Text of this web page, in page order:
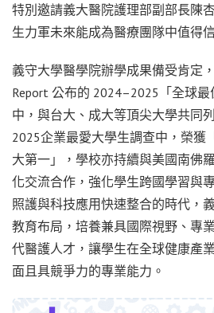
特別邀請義大醫院護理部副部長陳
生力軍未來能成為醫療團隊中值得
義守大學醫學院辦學成果備受肯定
Report 公布的 2024–2025「全球
中，與台大、成大等頂尖大學共同
2025企業最愛大學生調查中，榮獲
大第一」，學校亦持續與美國南佛
化交流合作，強化學生跨國學習與
照護與科技應用快速整合的時代，
教育布局，培養兼具國際視野、專
代醫護人才，讓學生在全球健康產
面且具競爭力的專業能力。